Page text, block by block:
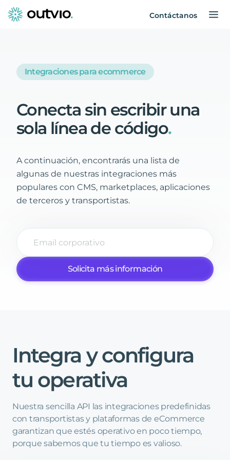
Contáctanos
Integraciones para ecommerce
Conecta sin escribir una
sola línea de código.
A continuación, encontrarás una lista de
algunas de nuestras integraciones más
populares con CMS, marketplaces, aplicaciones
de terceros y transportistas.
Solicita más información
Integra y configura
tu operativa
Nuestra sencilla API las integraciones predefinidas
con transportistas y plataformas de eCommerce
garantizan que estés operativo en poco tiempo,
porque sabemos que tu tiempo es valioso.